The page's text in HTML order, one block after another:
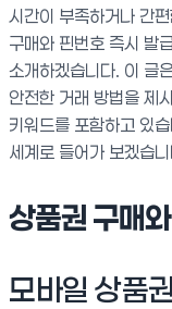
시간이 부족하거나 간
구매와 핀번호 즉시 발
소개하겠습니다. 이 글
안전한 거래 방법을 제
키워드를 포함하고 있
세계로 들어가 보겠습
상품권 구매
모바일 상품